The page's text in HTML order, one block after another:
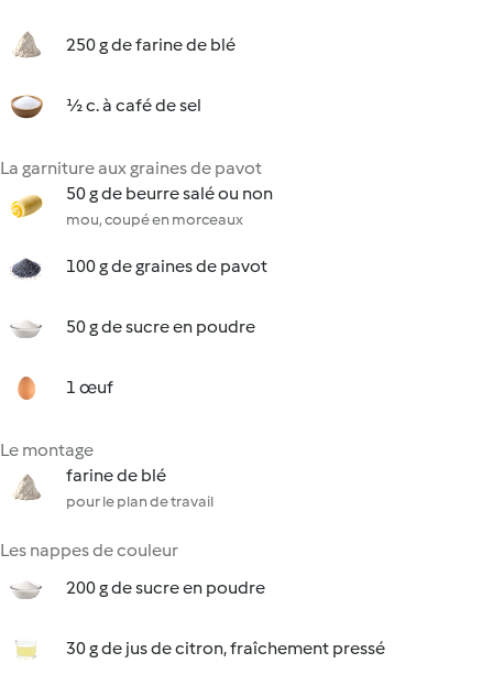
250 g de farine de blé
½ c. à café de sel
La garniture aux graines de pavot
50 g de beurre salé ou non
mou, coupé en morceaux
100 g de graines de pavot
50 g de sucre en poudre
1 œuf
Le montage
farine de blé
pour le plan de travail
Les nappes de couleur
200 g de sucre en poudre
30 g de jus de citron, fraîchement pressé